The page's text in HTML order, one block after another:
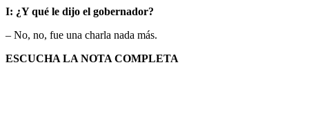
I: ¿Y qué le dijo el gobernador?
– No, no, fue una charla nada más.
ESCUCHA LA NOTA COMPLETA